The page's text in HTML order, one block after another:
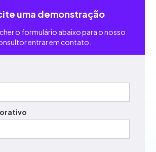
uma demonstração
o formulário abaixo para o nosso
entrar em contato.